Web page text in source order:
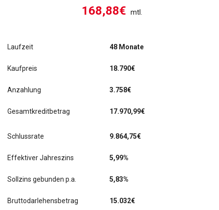
168,88€ mtl.
Laufzeit 48 Monate
Kaufpreis 18.790€
Anzahlung 3.758€
Gesamtkreditbetrag 17.970,99€
Schlussrate 9.864,75€
Effektiver Jahreszins 5,99%
Sollzins gebunden p.a. 5,83%
Bruttodarlehensbetrag 15.032€